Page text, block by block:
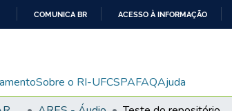
CONTEÚDO
COMUNICA BR ACESSO À INFORMAÇÃO
Sobre o RI-UFCSPAFAQAjuda